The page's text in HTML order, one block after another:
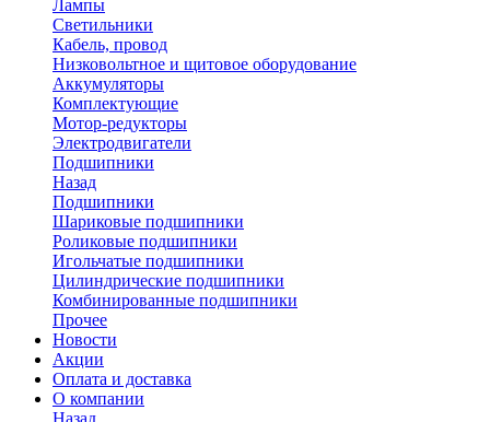
Лампы
Светильники
Кабель, провод
Низковольтное и щитовое оборудование
Аккумуляторы
Комплектующие
Мотор-редукторы
Электродвигатели
Подшипники
Назад
Подшипники
Шариковые подшипники
Роликовые подшипники
Игольчатые подшипники
Цилиндрические подшипники
Комбинированные подшипники
Прочее
Новости
Акции
Оплата и доставка
О компании
Назад